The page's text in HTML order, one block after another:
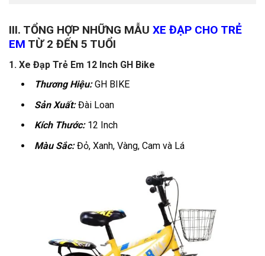
III. TỔNG HỢP NHỮNG MẪU XE ĐẠP CHO TRẺ
EM TỪ 2 ĐẾN 5 TUỔI
1. Xe Đạp Trẻ Em 12 Inch GH Bike
Thương Hiệu:GH BIKE
Sản Xuất:Đài Loan
Kích Thước: 12 Inch
Màu Sắc:Đỏ, Xanh, Vàng, Cam và Lá